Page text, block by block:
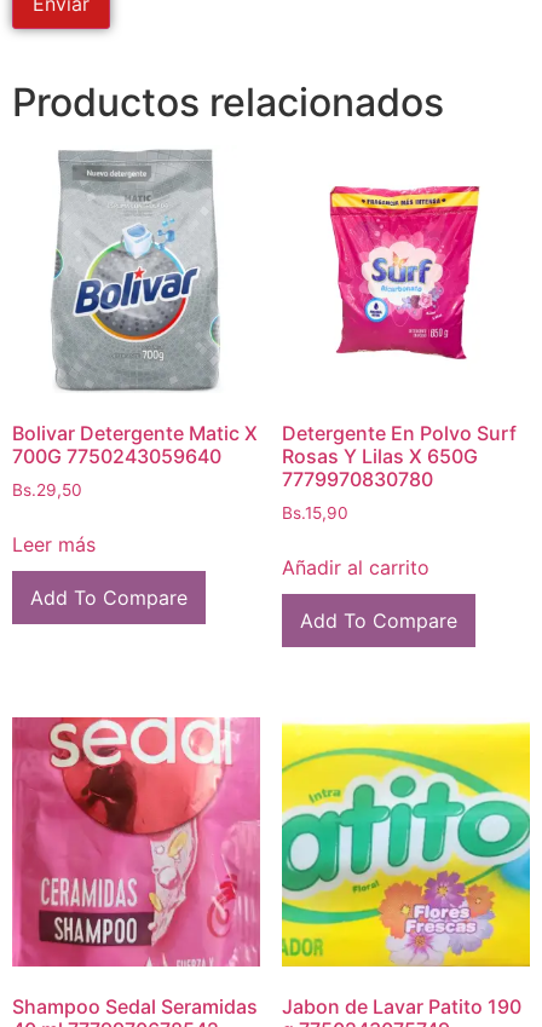
Productos relacionados
Bolivar Detergente Matic X
700G 7750243059640
Bs.29,50
Leer más
Add To Compare
Detergente En Polvo Surf
Rosas Y Lilas X 650G
7779970830780
Bs.15,90
Añadir al carrito
Add To Compare
Shampoo Sedal Seramidas
Jabon de Lavar Patito 190